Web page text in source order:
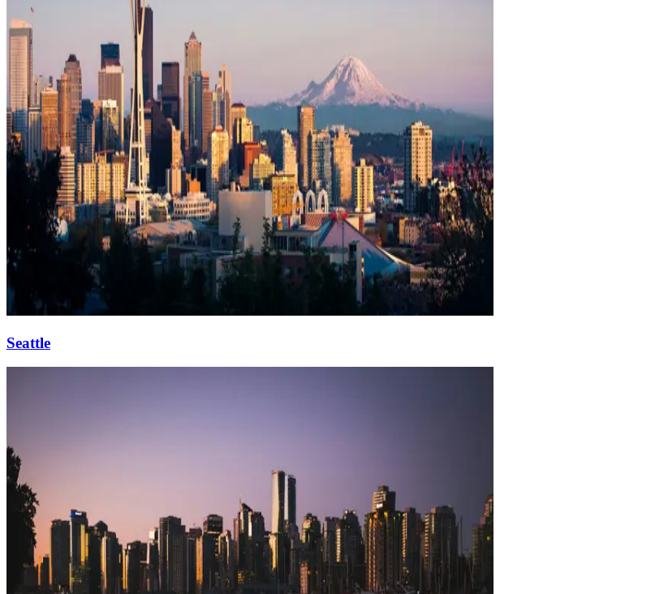
Seattle